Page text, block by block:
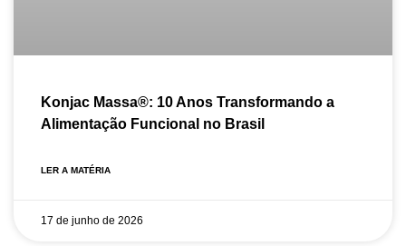
Konjac Massa®: 10 Anos Transformando a
Alimentação Funcional no Brasil
LER A MATÉRIA
17 de junho de 2026